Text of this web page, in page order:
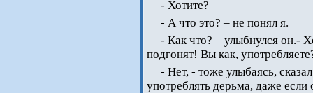
- Хотите?
- А что это? – не понял я.
- Как что? – улыбнулся он.-
подгонят! Вы как,
- Нет, - тоже улыбаясь,
употреблять дерьма, даже если